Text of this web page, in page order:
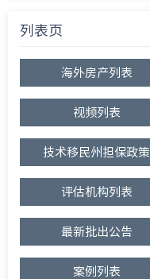
列表页
海外房产列表
视频列表
技术移民州担保政策
评估机构列表
最新批出公告
案例列表